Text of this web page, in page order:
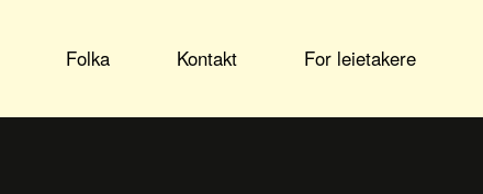
Folka Kontakt For leietakere